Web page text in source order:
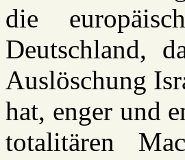
die
Deutschland,
Auslöschung
hat, enger und
totalitären